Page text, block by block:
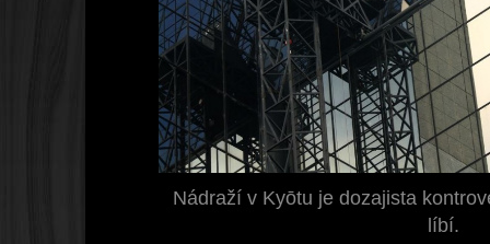
Nádraží v Kyōtu je dozajista
líbí.